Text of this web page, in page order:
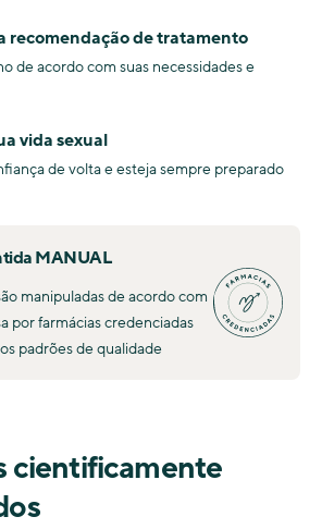
recomendação de tratamento
de acordo com suas necessidades e
vida sexual
de volta e esteja sempre preparado
MANUAL
manipuladas de acordo com
por farmácias credenciadas
padrões de qualidade
cientificamente